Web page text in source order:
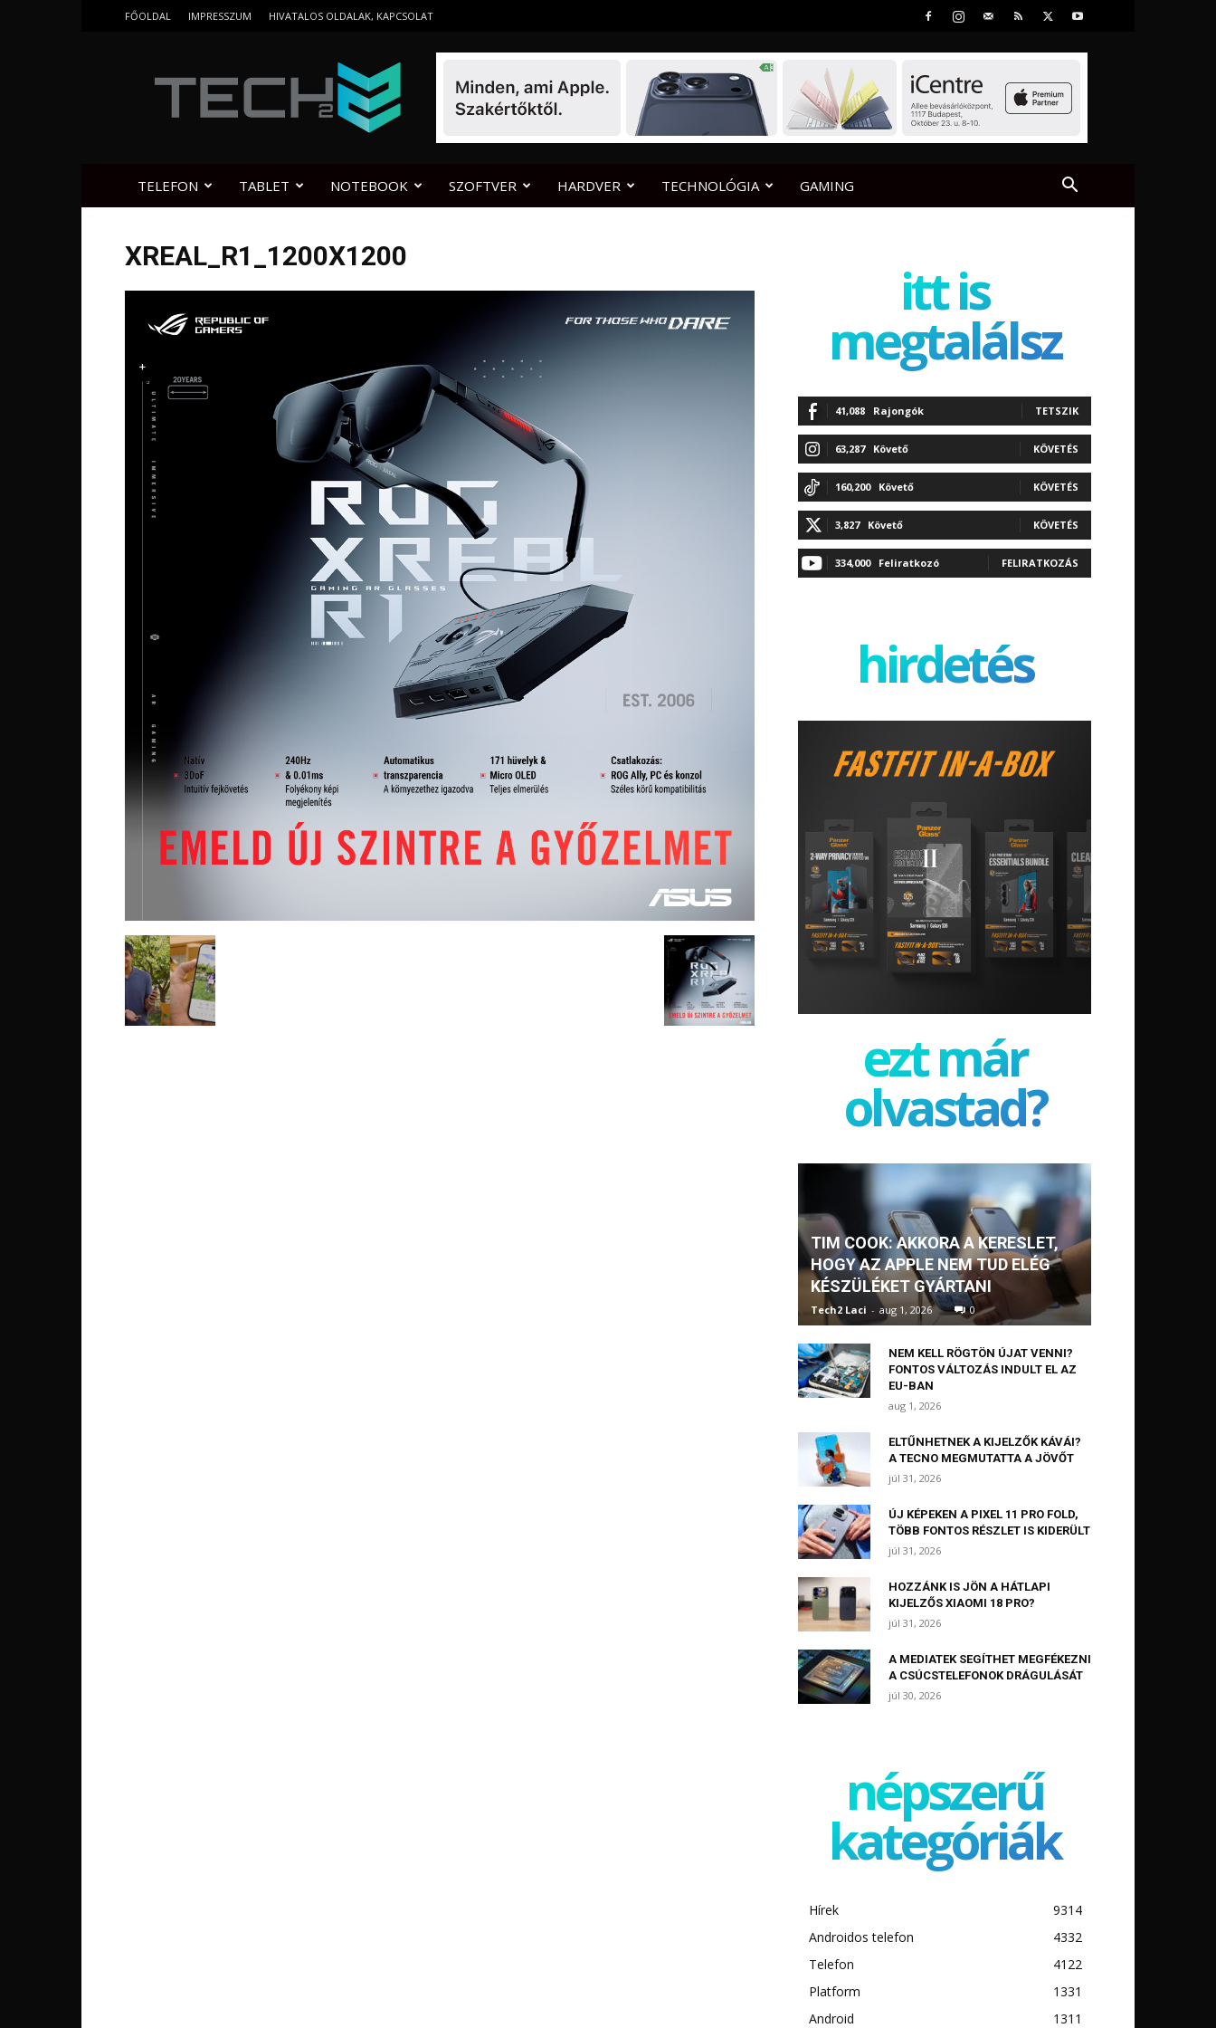
FŐOLDAL IMPRESSZUM HIVATALOS OLDALAK, KAPCSOLAT
TELEFON TABLET NOTEBOOK SZOFTVER HARDVER TECHNOLÓGIA GAMING
XREAL_R1_1200X1200
itt is
megtalálsz
41,088 Rajongók TETSZIK
63,287 Követő KÖVETÉS
160,200 Követő KÖVETÉS
3,827 Követő KÖVETÉS
334,000 Feliratkozó FELIRATKOZÁS
hirdetés
ezt már
olvastad?
TIM COOK: AKKORA A KERESLET,
HOGY AZ APPLE NEM TUD ELÉG
KÉSZÜLÉKET GYÁRTANI
Tech2 Laci - aug 1, 2026 0
NEM KELL RÖGTÖN ÚJAT VENNI?
FONTOS VÁLTOZÁS INDULT EL AZ
EU-BAN
aug 1, 2026
ELTŰNHETNEK A KIJELZŐK KÁVÁI?
A TECNO MEGMUTATTA A JÖVŐT
júl 31, 2026
ÚJ KÉPEKEN A PIXEL 11 PRO FOLD,
TÖBB FONTOS RÉSZLET IS KIDERÜLT
júl 31, 2026
HOZZÁNK IS JÖN A HÁTLAPI
KIJELZŐS XIAOMI 18 PRO?
júl 31, 2026
A MEDIATEK SEGÍTHET MEGFÉKEZNI
A CSÚCSTELEFONOK DRÁGULÁSÁT
júl 30, 2026
népszerű
kategóriák
Hírek
9314
Androidos telefon
4332
Telefon
4122
Platform
1331
Android
1311